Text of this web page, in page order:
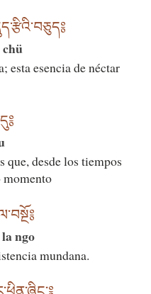
esta esencia de néctar
que, desde los tiempos
momento
ngo
mundana.